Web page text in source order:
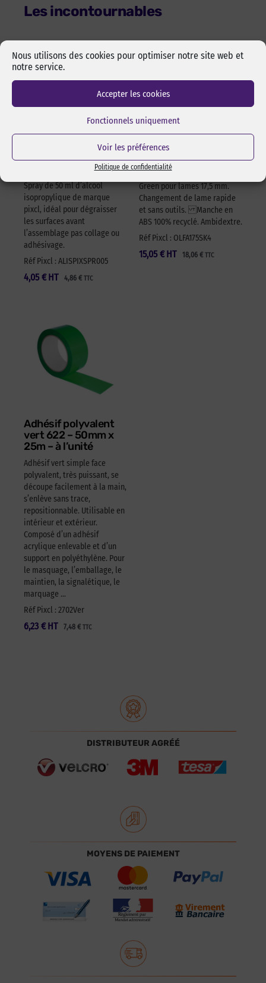
Nous utilisons des cookies pour optimiser notre site web et
notre service.
Accepter les cookies
Fonctionnels uniquement
Voir les préférences
Politique de confidentialité
Les incontournables
Alcool isopropylique
by-pixcl en spray de
Spray de 50 ml d’alcool
isopropylique de marque
pixcl, idéal pour dégraisser
les surfaces avant
l’assemblage pas collage ou
adhésivage.
Réf Pixcl : ALISPIXSPR005
4,05 € 4,86 € TTC
HT
Cutter sécurité Olfa
17,5 mm SK-4 Green
Green pour lames 17,5 mm.
Changement de lame rapide
et sans outils. Manche en
ABS 100% recyclé. Ambidextre.
Réf Pixcl : OLFA175SK4
15,05 € 18,06 € TTC
HT
Adhésif polyvalent
vert 622 – 50mm x
25m – à l’unité
Adhésif vert simple face
polyvalent, très puissant, se
découpe facilement à la main,
s’enlève sans trace,
repositionnable. Utilisable en
intérieur et extérieur.
Composé d’un adhésif
acrylique enlevable et d’un
support en polyéthylène. Pour
le masquage, l’emballage, le
maintien, la signalétique, le
marquage …
Réf Pixcl : 2702Ver
6,23 € 7,48 € TTC
HT
DISTRIBUTEUR AGRÉÉ
MOYENS DE PAIEMENT